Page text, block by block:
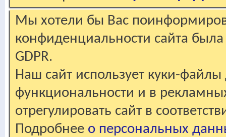
Мы хотели бы Вас
конфиденциальности сайта
GDPR.
Наш сайт использует куки-файлы
функциональности и в
отрегулировать сайт в
Подробнее о персональных